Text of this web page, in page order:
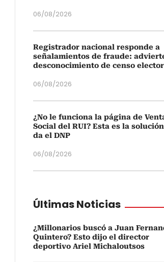
06/08/2026
Registrador nacional responde a
señalamientos de fraude:
desconocimiento de censo
06/08/2026
¿No le funciona la página de
Social del RUI? Esta es la
da el DNP
06/08/2026
Últimas Noticias
¿Millonarios buscó a Juan
Quintero? Esto dijo el director
deportivo Ariel Michaloutsos